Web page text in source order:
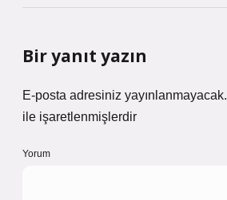
Bir yanıt yazın
E-posta adresiniz yayınlanmayacak.
ile işaretlenmişlerdir
Yorum